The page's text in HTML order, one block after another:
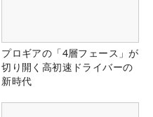
プロギアの「4層フェース」が
切り開く高初速ドライバーの
新時代